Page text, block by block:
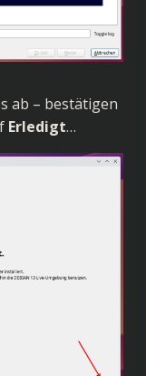
ab – bestätigen
Erledigt…